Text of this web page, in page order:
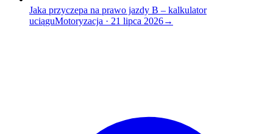
Jaka przyczepa na prawo jazdy B – kalkulator
uciąguMotoryzacja · 21 lipca 2026→